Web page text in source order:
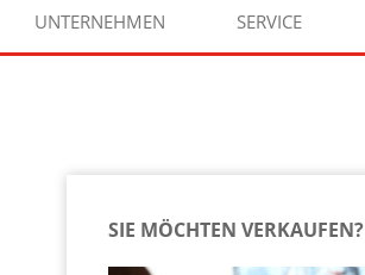
UNTERNEHMEN SERVICE
SIE MÖCHTEN VERKAUFEN?